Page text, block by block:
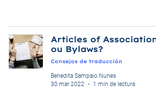
Articles of Association
ou Bylaws?
Consejos de traducción
Benedita Sampaio Nunes
30 mar 2022
1 min de lectura